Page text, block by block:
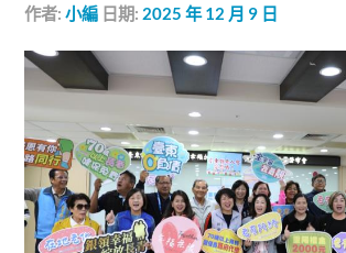
作者:小編 日期: 2025 年 12 月 9 日